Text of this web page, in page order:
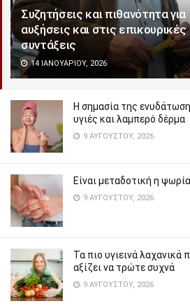
Συζητήσεις και πιθανότητα για
αυξήσεις και στις επικουρικές
συντάξεις
14 ΙΑΝΟΥΑΡΊΟΥ, 2026
Η σημασία της
υγιές και λαμπερό δέρμα
9 ΑΥΓΟΎΣΤΟΥ, 2026
Είναι μεταδοτική η
9 ΑΥΓΟΎΣΤΟΥ, 2026
Τα πιο υγιεινά λαχανικά
αξίζει να τρώτε συχνά
9 ΑΥΓΟΎΣΤΟΥ, 2026